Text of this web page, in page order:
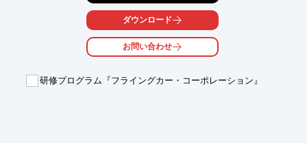
著名な講師陣による多彩な動画講義は、自己学習だけでなく、院
内研修や部署研修で活用でき、教育研修を効果的に実施できま
す。看護師、看護補助者、介護職など、全職員でご利用いただけ
【特長】
ダウンロード
お問い合わせ
研修プログラム『フライングカー・コーポレーション』